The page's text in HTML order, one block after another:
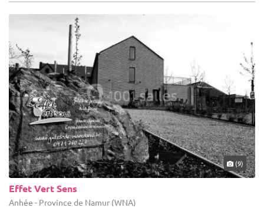
(9)
Effet Vert Sens
Anhée - Province de Namur (WNA)